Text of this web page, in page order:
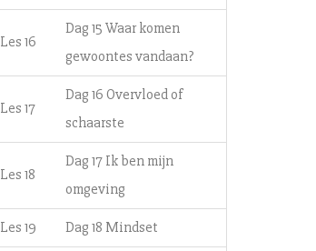
Les 16
Dag 15 Waar komen
gewoontes vandaan?
Les 17
Dag 16 Overvloed of
schaarste
Les 18
Dag 17 Ik ben mijn
omgeving
Les 19 Dag 18 Mindset